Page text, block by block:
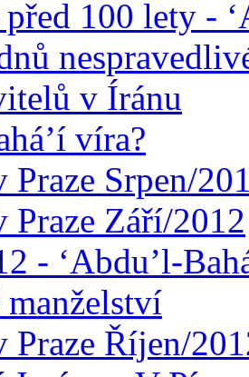
před 100 lety -
v Íránu
víra?
Praze Srpen/
Praze Září/2012
- ‘Abdu’l-
manželství
Praze Říjen/